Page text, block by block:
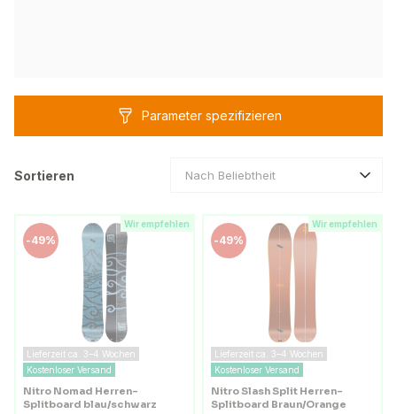
Parameter spezifizieren
Sortieren Nach Beliebtheit
Wir empfehlen
-49%
Lieferzeit ca. 3–4 Wochen
Kostenloser Versand
Nitro Nomad Herren-
Splitboard blau/schwarz
Wir empfehlen
-49%
Lieferzeit ca. 3–4 Wochen
Kostenloser Versand
Nitro Slash Split Herren-
Splitboard Braun/Orange